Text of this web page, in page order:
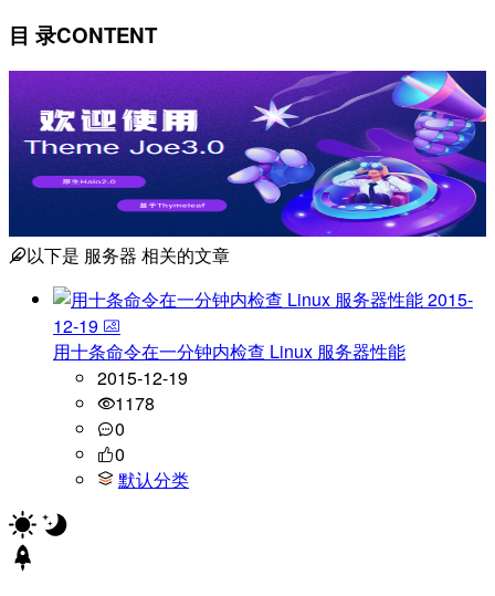
目 录CONTENT
以下是 服务器 相关的文章
2015-
12-19
用十条命令在一分钟内检查 Linux 服务器性能
2015-12-19
1178
0
0
默认分类